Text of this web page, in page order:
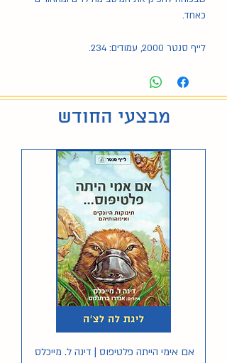
כאחד.
לייף סנטר 2000, עמודים: 234.
מבצעי החודש
אם אימי הייתה פלטיפוס | דינה ל. מייכלס